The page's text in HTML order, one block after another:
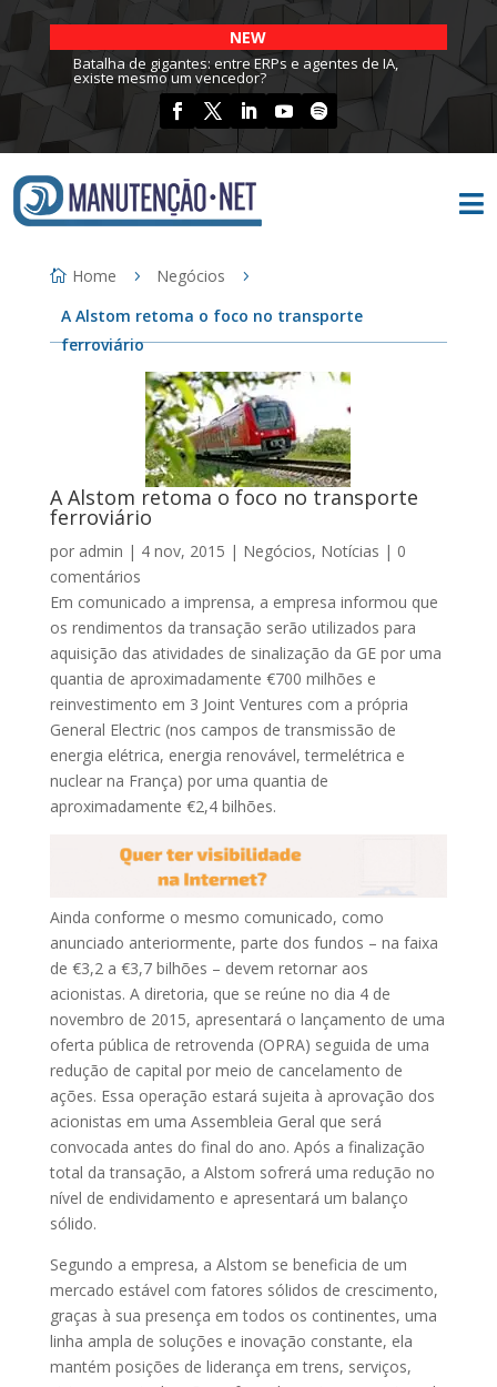
NEW
Batalha de gigantes: entre ERPs e agentes de IA,
existe mesmo um vencedor?

Home
Negócios
A Alstom retoma o foco no transporte
ferroviário
A Alstom retoma o foco no transporte
ferroviário
por admin | 4 nov, 2015 | Negócios, Notícias | 0
comentários
Em comunicado a imprensa, a empresa informou que
os rendimentos da transação serão utilizados para
aquisição das atividades de sinalização da GE por uma
quantia de aproximadamente €700 milhões e
reinvestimento em 3 Joint Ventures com a própria
General Electric (nos campos de transmissão de
energia elétrica, energia renovável, termelétrica e
nuclear na França) por uma quantia de
aproximadamente €2,4 bilhões.
Ainda conforme o mesmo comunicado, como
anunciado anteriormente, parte dos fundos – na faixa
de €3,2 a €3,7 bilhões – devem retornar aos
acionistas. A diretoria, que se reúne no dia 4 de
novembro de 2015, apresentará o lançamento de uma
oferta pública de retrovenda (OPRA) seguida de uma
redução de capital por meio de cancelamento de
ações. Essa operação estará sujeita à aprovação dos
acionistas em uma Assembleia Geral que será
convocada antes do final do ano. Após a finalização
total da transação, a Alstom sofrerá uma redução no
nível de endividamento e apresentará um balanço
sólido.
Segundo a empresa, a Alstom se beneficia de um
mercado estável com fatores sólidos de crescimento,
graças à sua presença em todos os continentes, uma
linha ampla de soluções e inovação constante, ela
mantém posições de liderança em trens, serviços,